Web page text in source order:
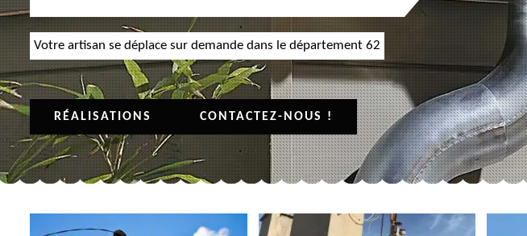
Votre artisan se déplace sur demande dans le département 62
RÉALISATIONS CONTACTEZ-NOUS !